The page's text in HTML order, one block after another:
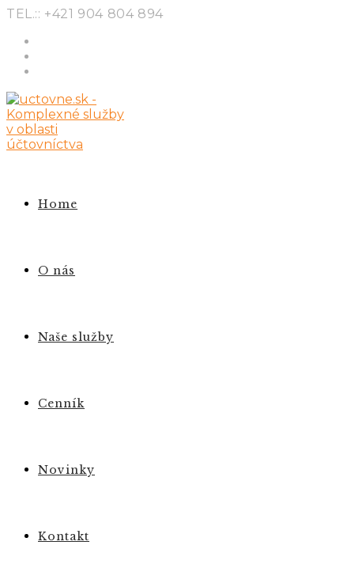
Skip
content
TEL.:: +421 904 804 894
Home
O nás
Naše služby
Cenník
Novinky
Kontakt